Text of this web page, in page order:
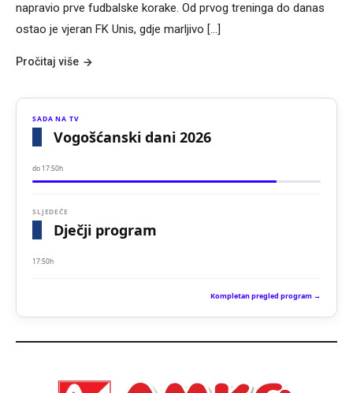
napravio prve fudbalske korake. Od prvog treninga do danas
ostao je vjeran FK Unis, gdje marljivo […]
Pročitaj više
SADA NA TV
Vogošćanski dani 2026
do 17:50h
SLJEDEĆE
Dječji program
17:50h
Kompletan pregled program →